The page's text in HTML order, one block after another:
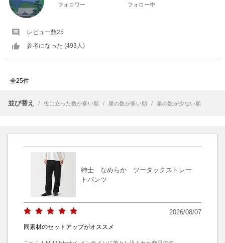
フォロワー
フォロー中
レビュー数25
参考になった (493 人)
全25件
並び替え / 役に立った数が多い順 / 星の数が多い順 / 星の数が少ない順
紳士 なめらか ツータックストレー
トパンツ
2026/08/07
同素材のセットアップがオススメ